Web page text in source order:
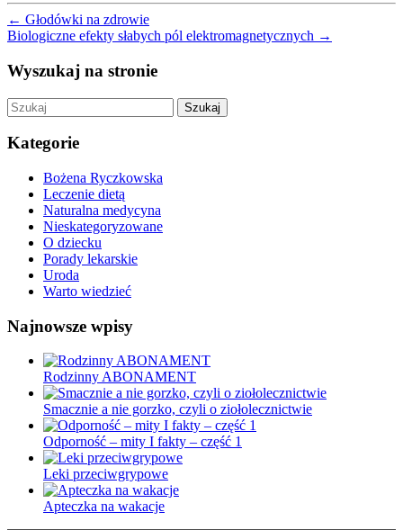
← Głodówki na zdrowie
Biologiczne efekty słabych pól elektromagnetycznych →
Wyszukaj na stronie
Szukaj
Kategorie
Bożena Ryczkowska
Leczenie dietą
Naturalna medycyna
Nieskategoryzowane
O dziecku
Porady lekarskie
Uroda
Warto wiedzieć
Najnowsze wpisy
Rodzinny ABONAMENT
Smacznie a nie gorzko, czyli o ziołolecznictwie
Odporność – mity I fakty – część 1
Leki przeciwgrypowe
Apteczka na wakacje